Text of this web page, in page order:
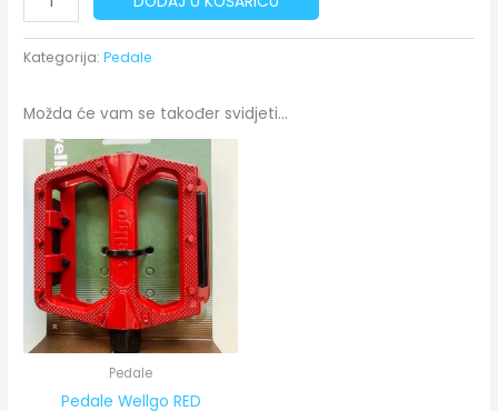
Kategorija:Pedale
Možda će vam se također svidjeti…
Pedale
Pedale Wellgo RED